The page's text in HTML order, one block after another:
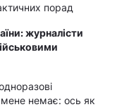
порад
журналісти
немає: ось як